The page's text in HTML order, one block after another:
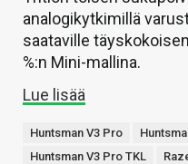
analogikytkimillä
saataville
%:n Mini-mallina.
Lue lisää
Huntsman V3 Pro
Huntsman V3 Pro TKL